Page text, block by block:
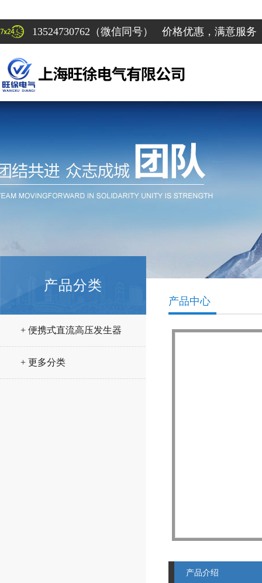
13524730762（微信同号） 价格优惠，满意服务
产品分类
+ 便携式直流高压发生器
+ 更多分类
产品中心
产品介绍